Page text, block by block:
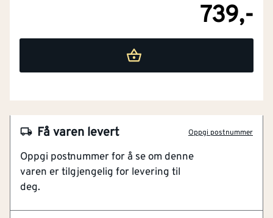
739,-
Få varen levert Oppgi postnummer
Oppgi postnummer for å se om denne
varen er tilgjengelig for levering til
deg.
Artikkelnummer 101181316
Kvinnelig passform
Flosset innside for økt komfort
God plass til firmaprofilering
(signalfarger)
Materialvekt [g/m²]
Kortermet Nei
Materiale